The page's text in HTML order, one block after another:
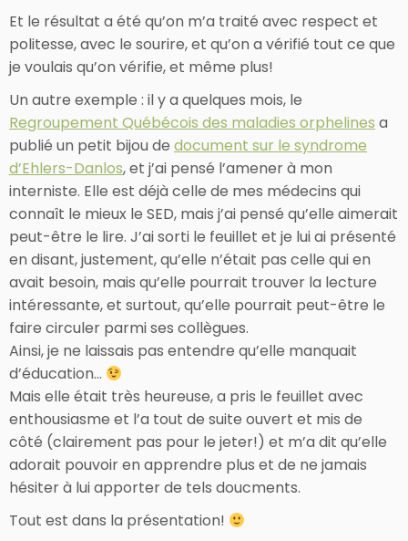
Et le résultat a été qu’on m’a traité avec respect et
politesse, avec le sourire, et qu’on a vérifié tout ce que
je voulais qu’on vérifie, et même plus!
Un autre exemple : il y a quelques mois, le
Regroupement Québécois des maladies orphelines a
publié un petit bijou de document sur le syndrome
d’Ehlers-Danlos, et j’ai pensé l’amener à mon
interniste. Elle est déjà celle de mes médecins qui
connaît le mieux le SED, mais j’ai pensé qu’elle aimerait
peut-être le lire. J’ai sorti le feuillet et je lui ai présenté
en disant, justement, qu’elle n’était pas celle qui en
avait besoin, mais qu’elle pourrait trouver la lecture
intéressante, et surtout, qu’elle pourrait peut-être le
faire circuler parmi ses collègues.
Ainsi, je ne laissais pas entendre qu’elle manquait
d’éducation…
Mais elle était très heureuse, a pris le feuillet avec
enthousiasme et l’a tout de suite ouvert et mis de
côté (clairement pas pour le jeter!) et m’a dit qu’elle
adorait pouvoir en apprendre plus et de ne jamais
hésiter à lui apporter de tels doucments.
Tout est dans la présentation!